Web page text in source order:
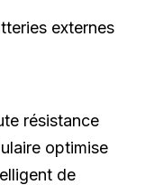
résistance
optimise
de